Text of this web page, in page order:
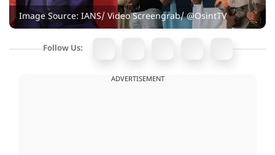
Image Source: IANS/ Video Screengrab/ @OsintTV
Follow Us:
ADVERTISEMENT